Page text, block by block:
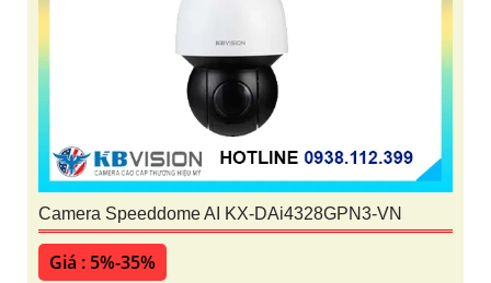
Camera Speeddome AI KX-DAi4328GPN3-VN
Giá : 5%-35%